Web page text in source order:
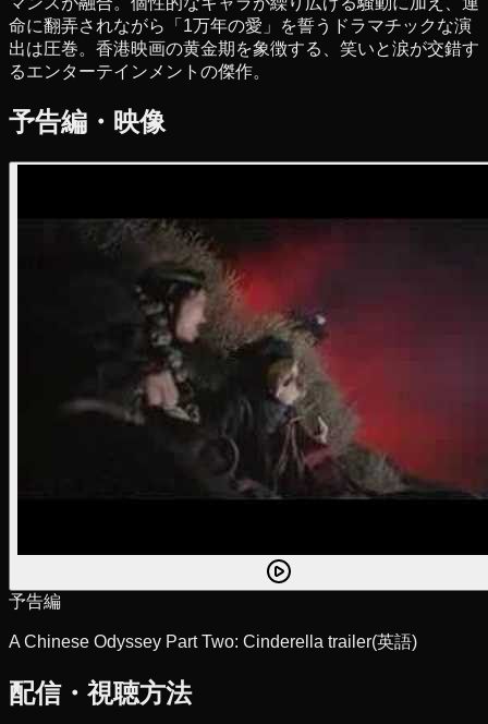
命に翻弄されながら「1万年の愛」を誓うドラマチックな演
出は圧巻。香港映画の黄金期を象徴する、笑いと涙が交錯す
るエンターテインメントの傑作。
予告編・映像
予告編
A Chinese Odyssey Part Two: Cinderella trailer(英語)
配信・視聴方法